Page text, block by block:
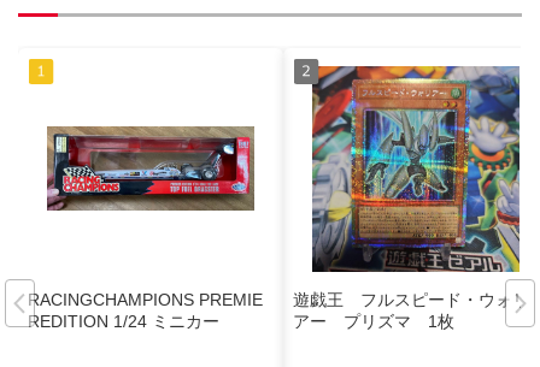
RACINGCHAMPIONS PREMIE
REDITION 1/24 ミニカー
遊戯王 フルスピード・ウォリ
アー プリズマ 1枚